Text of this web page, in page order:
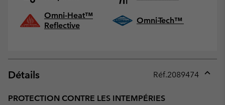
Omni-Heat™
Reflective
Omni-Tech™
Détails Réf.2089474
PROTECTION CONTRE LES INTEMPÉRIES